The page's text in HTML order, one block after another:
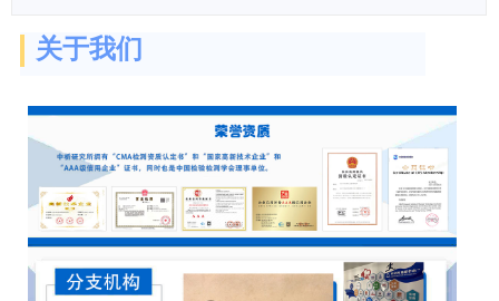
关于我们